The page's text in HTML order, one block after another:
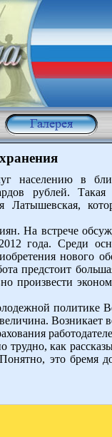
населению в
рублей.
Латышевская,
На встрече
года. Среди
нового
предстоит
произвести
политике
Возникает
трудно, как
это бремя